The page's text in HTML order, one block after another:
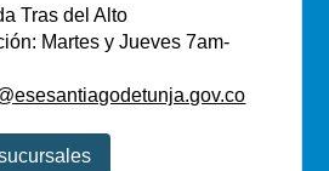
Tras del Alto
Martes y Jueves 7am-